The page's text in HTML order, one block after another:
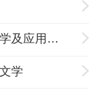
首都经济贸易大学专业介绍：外国语言学及应用语言学
学